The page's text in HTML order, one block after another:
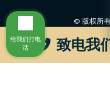
致电我
© 版权所
免责声明
给我们打电
话